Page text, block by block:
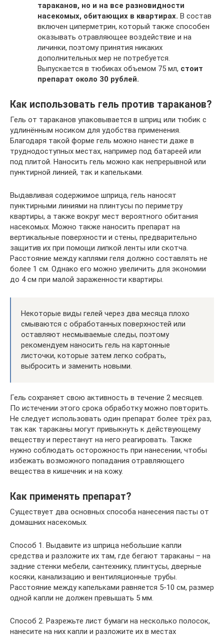
тараканов, но и на все разновидности
насекомых, обитающих в квартирах. В состав
включен циперметрин, который также способен
оказывать отравляющее воздействие и на
личинки, поэтому принятия никаких
дополнительных мер не потребуется.
Выпускается в тюбиках объемом 75 мл, стоит
препарат около 30 рублей.
Как использовать гель против тараканов?
Гель от тараканов упаковывается в шприц или тюбик с
удлинённым носиком для удобства применения.
Благодаря такой форме гель можно нанести даже в
труднодоступных местах, например под батареей или
под плитой. Наносить гель можно как непрерывной или
пунктирной линией, так и капельками.
Выдавливая содержимое шприца, гель наносят
пунктирными линиями на плинтусы по периметру
квартиры, а также вокруг мест вероятного обитания
насекомых. Можно также наносить препарат на
вертикальные поверхности и стены, предварительно
защитив их при помощи липкой ленты или скотча.
Расстояние между каплями геля должно составлять не
более 1 см. Однако его можно увеличить для экономии
до 4 см при малой зараженности квартиры.
Некоторые виды гелей через два месяца плохо
смываются с обработанных поверхностей или
оставляют несмываемые следы, поэтому
рекомендуем наносить гель на картонные
листочки, которые затем легко собрать,
выбросить и заменить новыми.
Гель сохраняет свою активность в течение 2 месяцев.
По истечении этого срока обработку можно повторить.
Не следует использовать один препарат более трёх раз,
так как тараканы могут привыкнуть к действующему
веществу и перестанут на него реагировать. Также
нужно соблюдать осторожность при нанесении, чтобы
избежать возможного попадания отравляющего
вещества в кишечник и на кожу.
Как применять препарат?
Существует два основных способа нанесения пасты от
домашних насекомых.
Способ 1. Выдавите из шприца небольшие капли
средства и разложите их там, где бегают тараканы – на
задние стенки мебели, сантехнику, плинтусы, дверные
косяки, канализацию и вентиляционные трубы.
Расстояние между капельками равняется 5-10 см, размер
одной капли не должен превышать 5 мм.
Способ 2. Разрежьте лист бумаги на несколько полосок,
нанесите на них капли и разложите их в местах